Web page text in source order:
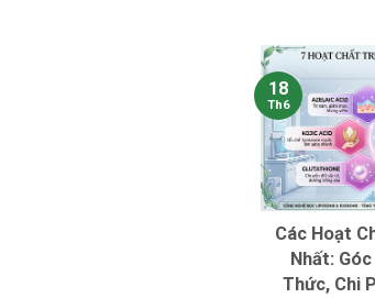
Các Hoạt
Nhất:
Thức, Chi
18
Th6